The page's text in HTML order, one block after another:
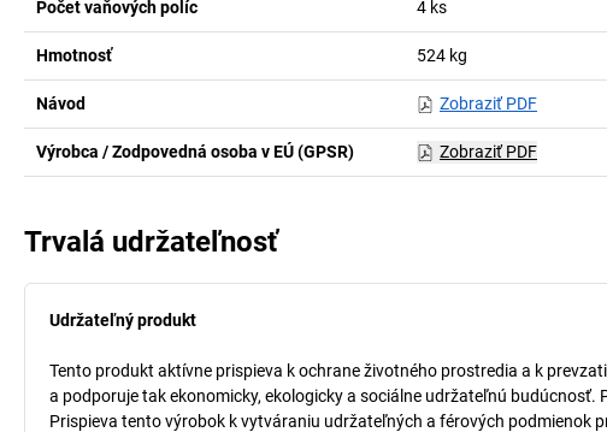
Počet vaňových políc 4 ks
Hmotnosť 524 kg
Návod Zobraziť PDF
Výrobca / Zodpovedná osoba v EÚ (GPSR) Zobraziť PDF
Trvalá udržateľnosť
Udržateľný produkt
Tento produkt aktívne prispieva k ochrane životného prostredia a k
a podporuje tak ekonomicky, ekologicky a sociálne udržateľnú
Prispieva tento výrobok k vytváraniu udržateľných a férových podmienok